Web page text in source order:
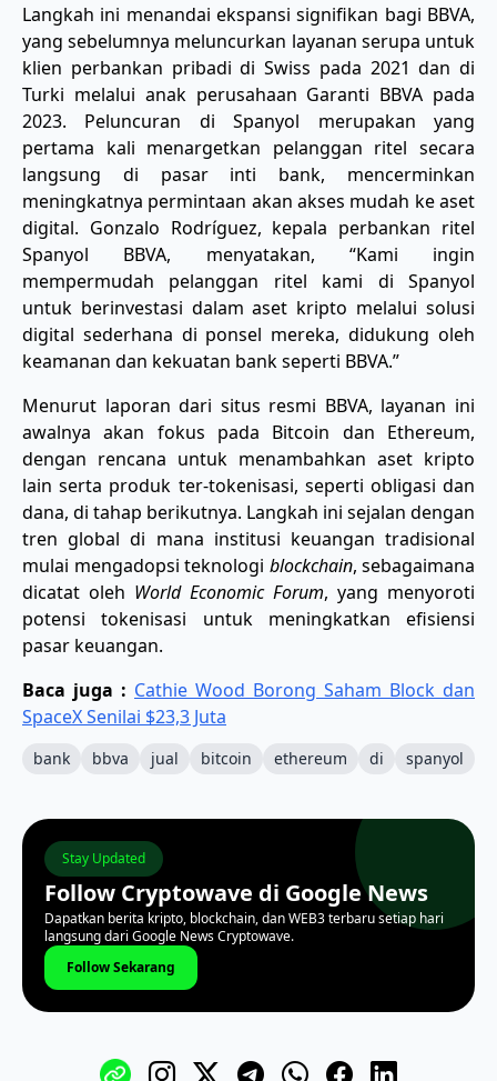
Langkah ini menandai ekspansi signifikan bagi BBVA,
yang sebelumnya meluncurkan layanan serupa untuk
klien perbankan pribadi di Swiss pada 2021 dan di
Turki melalui anak perusahaan Garanti BBVA pada
2023. Peluncuran di Spanyol merupakan yang
pertama kali menargetkan pelanggan ritel secara
langsung di pasar inti bank, mencerminkan
meningkatnya permintaan akan akses mudah ke aset
digital. Gonzalo Rodríguez, kepala perbankan ritel
Spanyol BBVA, menyatakan, “Kami ingin
mempermudah pelanggan ritel kami di Spanyol
untuk berinvestasi dalam aset kripto melalui solusi
digital sederhana di ponsel mereka, didukung oleh
keamanan dan kekuatan bank seperti BBVA.”
Menurut laporan dari situs resmi BBVA, layanan ini
awalnya akan fokus pada Bitcoin dan Ethereum,
dengan rencana untuk menambahkan aset kripto
lain serta produk ter-tokenisasi, seperti obligasi dan
dana, di tahap berikutnya. Langkah ini sejalan dengan
tren global di mana institusi keuangan tradisional
mulai mengadopsi teknologi blockchain, sebagaimana
dicatat oleh World Economic Forum, yang menyoroti
potensi tokenisasi untuk meningkatkan efisiensi
pasar keuangan.
Baca juga : Cathie Wood Borong Saham Block dan
SpaceX Senilai $23,3 Juta
bank bbva jual bitcoin ethereum di spanyol
Stay Updated
Follow Cryptowave di Google News
Dapatkan berita kripto, blockchain, dan WEB3 terbaru setiap hari
langsung dari Google News Cryptowave.
Follow Sekarang